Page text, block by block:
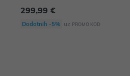
299,99 €
Dodatnih -5% uz PROMO KOD